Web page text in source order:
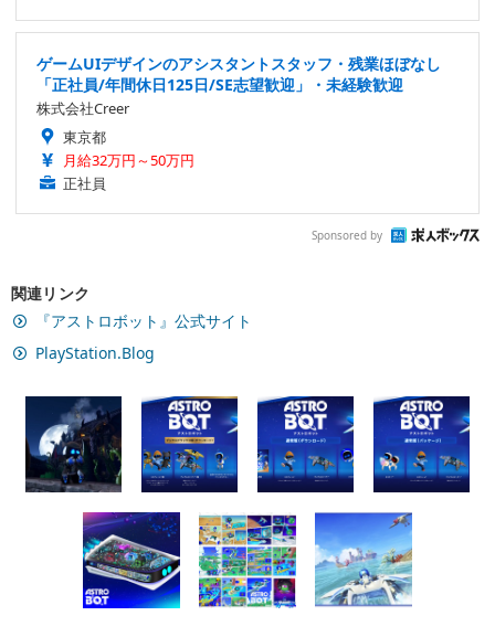
ゲームUIデザインのアシスタントスタッフ・残業ほぼなし
「正社員/年間休日125日/SE志望歓迎」・未経験歓迎
株式会社Creer
東京都
月給32万円～50万円
正社員
Sponsored by
関連リンク
『アストロボット』公式サイト
PlayStation.Blog